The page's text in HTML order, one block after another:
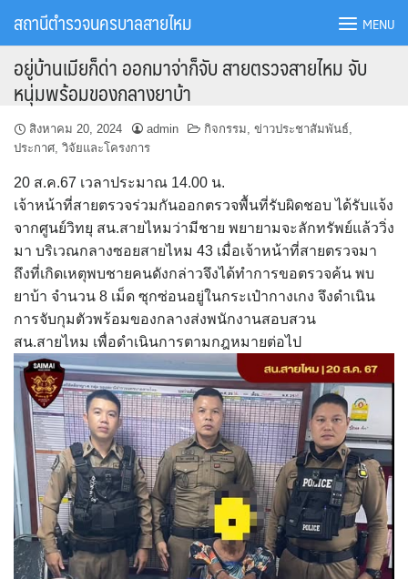
content
สถานีตำรวจนครบาลสายไหม MENU
อยู่บ้านเมียก็ด่า ออกมาจ่าก็จับ สายตรวจสายไหม จับ
หนุ่มพร้อมของกลางยาบ้า
สิงหาคม 20, 2024 admin กิจกรรม, ข่าวประชาสัมพันธ์,
ประกาศ, วิจัยและโครงการ
20 ส.ค.67 เวลาประมาณ 14.00 น.
เจ้าหน้าที่สายตรวจร่วมกันออกตรวจพื้นที่รับผิดชอบ ได้รับแจ้ง
จากศูนย์วิทยุ สน.สายไหมว่ามีชาย พยายามจะลักทรัพย์แล้ววิ่ง
มา บริเวณกลางซอยสายไหม 43 เมื่อเจ้าหน้าที่สายตรวจมา
ถึงที่เกิดเหตุพบชายคนดังกล่าวจึงได้ทำการขอตรวจค้น พบ
ยาบ้า จำนวน 8 เม็ด ซุกซ่อนอยู่ในกระเป๋ากางเกง จึงดำเนิน
การจับกุมตัวพร้อมของกลางส่งพนักงานสอบสวน
สน.สายไหม เพื่อดำเนินการตามกฎหมายต่อไป